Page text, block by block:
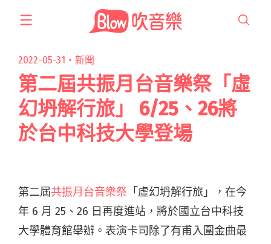
2022-05-31・ 新聞
第二屆共振月台音樂祭「虛
幻坍解行旅」 6/25、26將
於台中科技大學登場
第二屆共振月台音樂祭 「虛幻坍解行旅」，在今
年 6 月 25、26 日再度進站，將於國立台中科技
大學體育館舉辦。表演卡司除了有甫入圍金曲最